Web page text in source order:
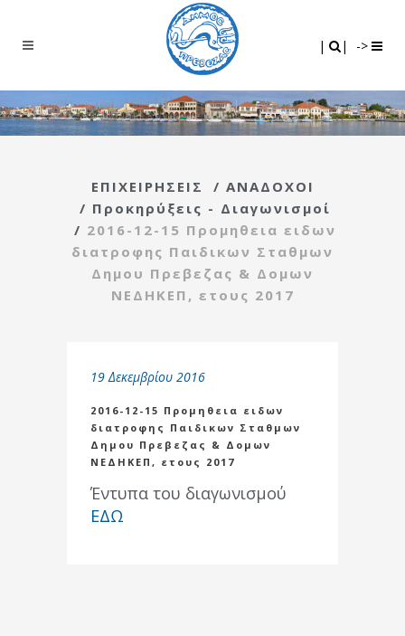
| | ->
ΕΠΙΧΕΙΡΗΣΕΙΣ / ΑΝΑΔΟΧΟΙ
/ Προκηρύξεις - Διαγωνισμοί
/ 2016-12-15 Προμηθεια ειδων
διατροφης Παιδικων Σταθμων
Δημου Πρεβεζας & Δομων
ΝΕΔΗΚΕΠ, ετους 2017
19 Δεκεμβρίου 2016
2016-12-15 Προμηθεια ειδων
διατροφης Παιδικων Σταθμων
Δημου Πρεβεζας & Δομων
ΝΕΔΗΚΕΠ, ετους 2017
Έντυπα του διαγωνισμού
ΕΔΩ